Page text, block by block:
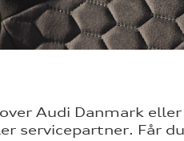
Audi Danmark
servicepartner. Får